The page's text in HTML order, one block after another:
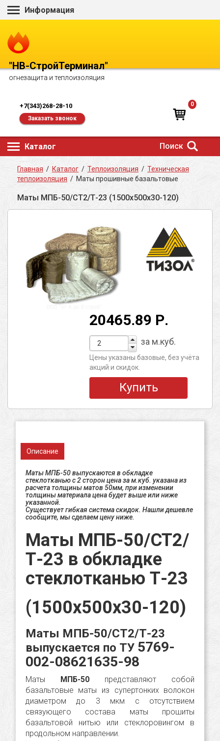
Информация
"НВ-СтройТерминал"
огнезащита и теплоизоляция
+7(343)268-28-10
Заказать звонок
0
Каталог Поиск
Главная / Каталог / Теплоизоляция / Техническая
теплоизоляция / Маты прошивные базальтовые
Маты МПБ-50/СТ2/Т-23 (1500х500х30-120)
20465.89 Р.
за м.куб.
Цены указаны базовые, без учёта
акций и скидок.
Купить
Описание
Маты МПБ-50 выпускаются в обкладке
стеклотканью с 2 сторон цена за м.куб. указана из
расчета толщины матов 50мм, при изменении
толщины материала цена будет выше или ниже
указанной.
Существует гибкая система скидок. Нашли дешевле
сообщите, мы сделаем цену ниже.
Маты МПБ-50/СТ2/
Т-23 в обкладке
стеклотканью Т-23
(1500х500х30-120)
Маты МПБ-50/СТ2/Т-23
выпускается по ТУ 5769-
002-08621635-98
Маты МПБ-50представляют собой
базальтовые маты из супертонких волокон
диаметром до 3 мкм с отсутствием
связующего состава маты прошиты
базальтовой нитью или стеклоровингом в
продольном направлении.